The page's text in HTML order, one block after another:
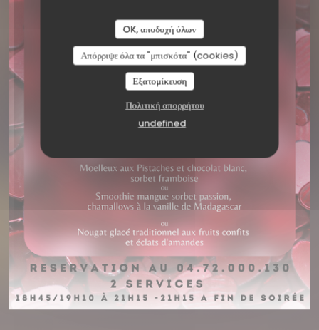
OK, αποδοχή όλων
Απόρριψε όλα τα "μπισκότα" (cookies)
Εξατομίκευση
Πολιτική απορρήτου
undefined
LE PLATOBISTRONOMIQUE|LYON
ΚΆΝΤΕ ΚΡΆΤΗΣΗ ΤΡΑΠΕΖΙΟΎ